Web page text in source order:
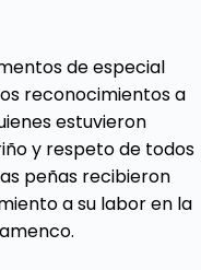
de especial
reconocimientos a
estuvieron
y respeto de todos
peñas recibieron
a su labor en la